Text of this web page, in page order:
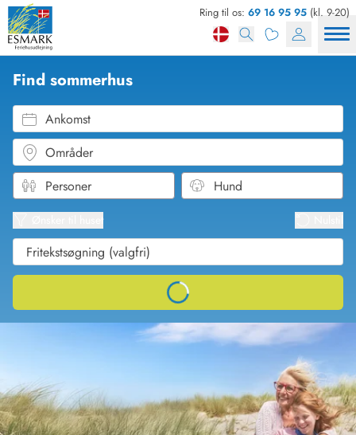
Ring til os: 69 16 95 95 (kl. 9-20)
Se
Find sommerhus
Ankomst
Områder
Loading...